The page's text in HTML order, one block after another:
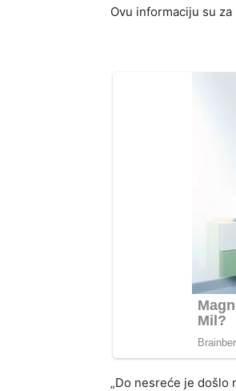
Ovu informaciju su za
„Do nesreće je došlo